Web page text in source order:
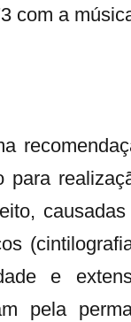
com a
para
e
pela